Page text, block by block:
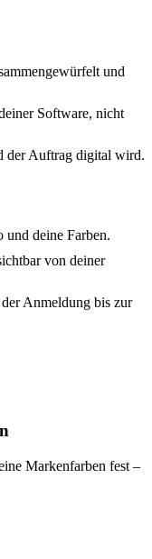
und
Software, nicht
der Auftrag digital wird.
und deine Farben.
von deiner
Anmeldung bis zur
Markenfarben fest –